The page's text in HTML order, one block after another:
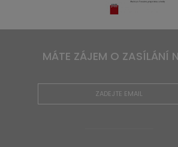
MÁTE ZÁJEM O ZASÍLÁNÍ